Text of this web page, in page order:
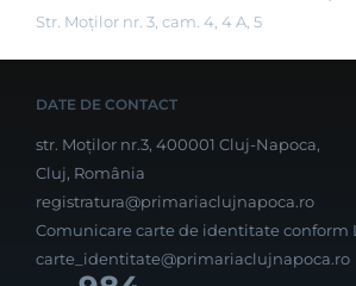
Str. Moţilor nr. 3, cam. 4, 4 A, 5
DATE DE CONTACT
str. Moților nr.3, 400001 Cluj-Napoca,
Cluj, România
registratura@primariaclujnapoca.ro
Comunicare carte de identitate conform
carte_identitate@primariaclujnapoca.ro